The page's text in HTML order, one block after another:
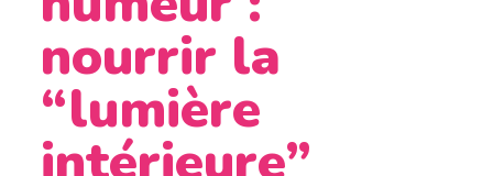
nourrir la
“lumière
intérieure”